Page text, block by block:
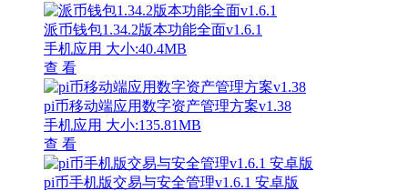
派币钱包1.34.2版本功能全面v1.6.1
手机应用 大小:40.4MB
查 看
pi币移动端应用数字资产管理方案v1.38
手机应用 大小:135.81MB
查 看
pi币手机版交易与安全管理v1.6.1 安卓版